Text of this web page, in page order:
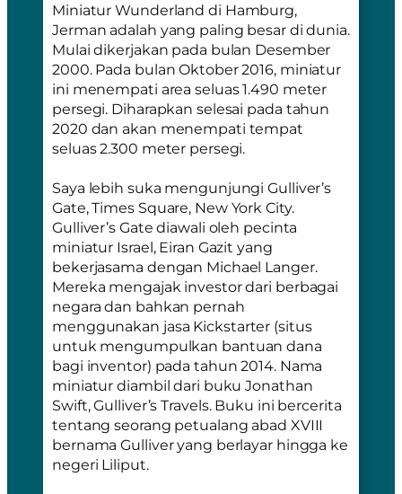
Miniatur Wunderland di Hamburg,
Jerman adalah yang paling besar di dunia.
Mulai dikerjakan pada bulan Desember
2000. Pada bulan Oktober 2016, miniatur
ini menempati area seluas 1.490 meter
persegi. Diharapkan selesai pada tahun
2020 dan akan menempati tempat
seluas 2.300 meter persegi.
Saya lebih suka mengunjungi Gulliver’s
Gate, Times Square, New York City.
Gulliver’s Gate diawali oleh pecinta
miniatur Israel, Eiran Gazit yang
bekerjasama dengan Michael Langer.
Mereka mengajak investor dari berbagai
negara dan bahkan pernah
menggunakan jasa Kickstarter (situs
untuk mengumpulkan bantuan dana
bagi inventor) pada tahun 2014. Nama
miniatur diambil dari buku Jonathan
Swift,Gulliver’s Travels. Buku ini bercerita
tentang seorang petualang abad XVIII
bernama Gulliver yang berlayar hingga ke
negeri Liliput.